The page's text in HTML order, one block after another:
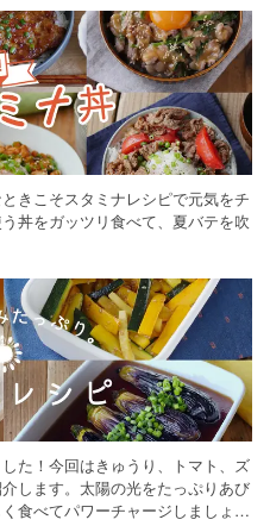
きこそスタミナレシピで元気をチ
丼をガッツリ食べて、夏バテを吹
た！今回はきゅうり、トマト、ズ
します。太陽の光をたっぷりあび
食べてパワーチャージしましょう